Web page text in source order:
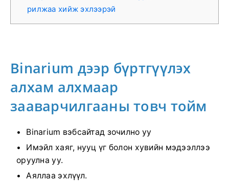
рилжаа хийж эхлээрэй
Binarium дээр бүртгүүлэх
алхам алхмаар
зааварчилгааны товч тойм
Binarium вэбсайтад зочилно уу
Имэйл хаяг, нууц үг болон хувийн мэдээллээ
оруулна уу.
Аяллаа эхлүүл.